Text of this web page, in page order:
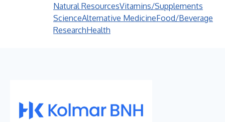
Natural ResourcesVitamins/Supplements
ScienceAlternative MedicineFood/Beverage
ResearchHealth